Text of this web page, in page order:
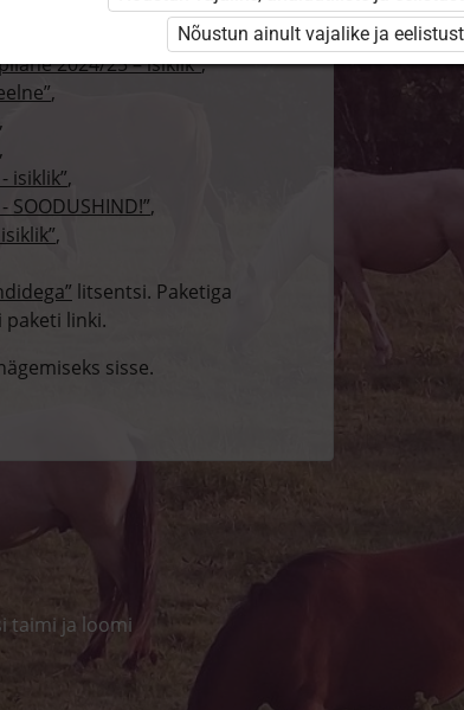
paketi
„Erakasutaja 2024/25”,
2024/25 – isiklik”,
,
,
,
isiklik”,
,
,
litsentsi. Paketiga
linki.
sisse.
taimi ja loomi
Nõustun ainult vajalike ja